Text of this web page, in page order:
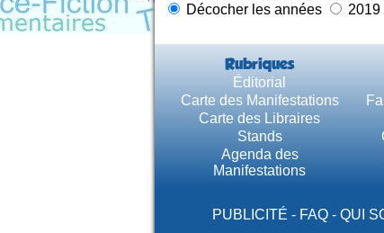
Décocher les années
2019
Rubriques
Éditorial
Carte des Manifestations
Carte des Libraires
Stands
Agenda des
Manifestations
PUBLICITÉ - FAQ - QUI